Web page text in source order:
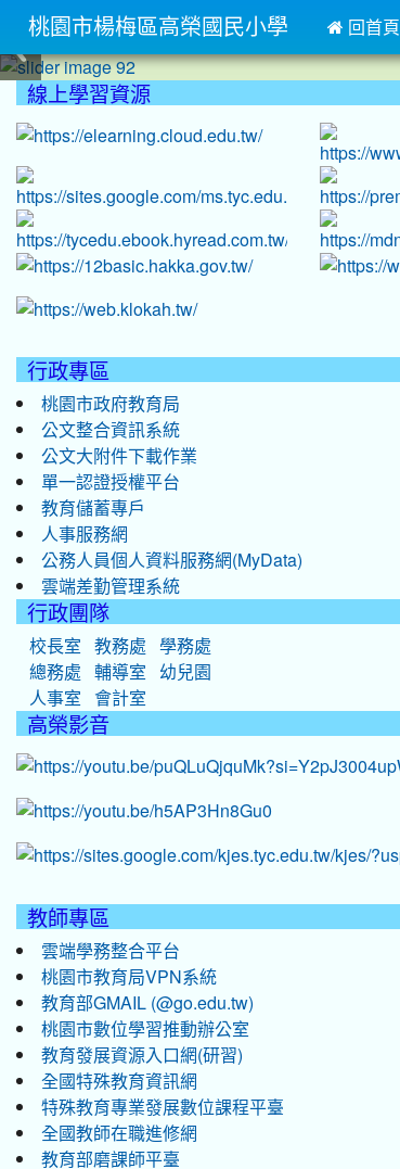
線上學習資源
行政專區
桃園市政府教育局
公文整合資訊系統
公文大附件下載作業
單一認證授權平台
教育儲蓄專戶
人事服務網
公務人員個人資料服務網(MyData)
雲端差勤管理系統
行政團隊
校長室 教務處
學務處
總務處
輔導室
幼兒園
人事室
會計室
高榮影音
教師專區
雲端學務整合平台
桃園市教育局VPN系統
教育部GMAIL (@go.edu.tw)
桃園市數位學習推動辦公室
教育發展資源入口網(研習)
全國特殊教育資訊網
特殊教育專業發展數位課程平臺
全國教師在職進修網
教育部磨課師平臺
桃園市楊梅區高榮國民小學 回首頁